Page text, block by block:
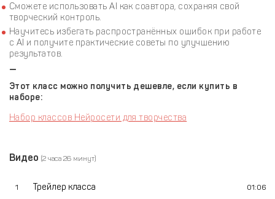
Сможете использовать AI как соавтора, сохраняя свой
творческий контроль.
Научитесь избегать распространённых ошибок при работе
с AI и получите практические советы по улучшению
результатов.
—
Этот класс можно получить дешевле, если купить в
наборе:
Набор классов Нейросети для творчества
Видео (2 часа 26 минут)
1 Трейлер класса 01:06